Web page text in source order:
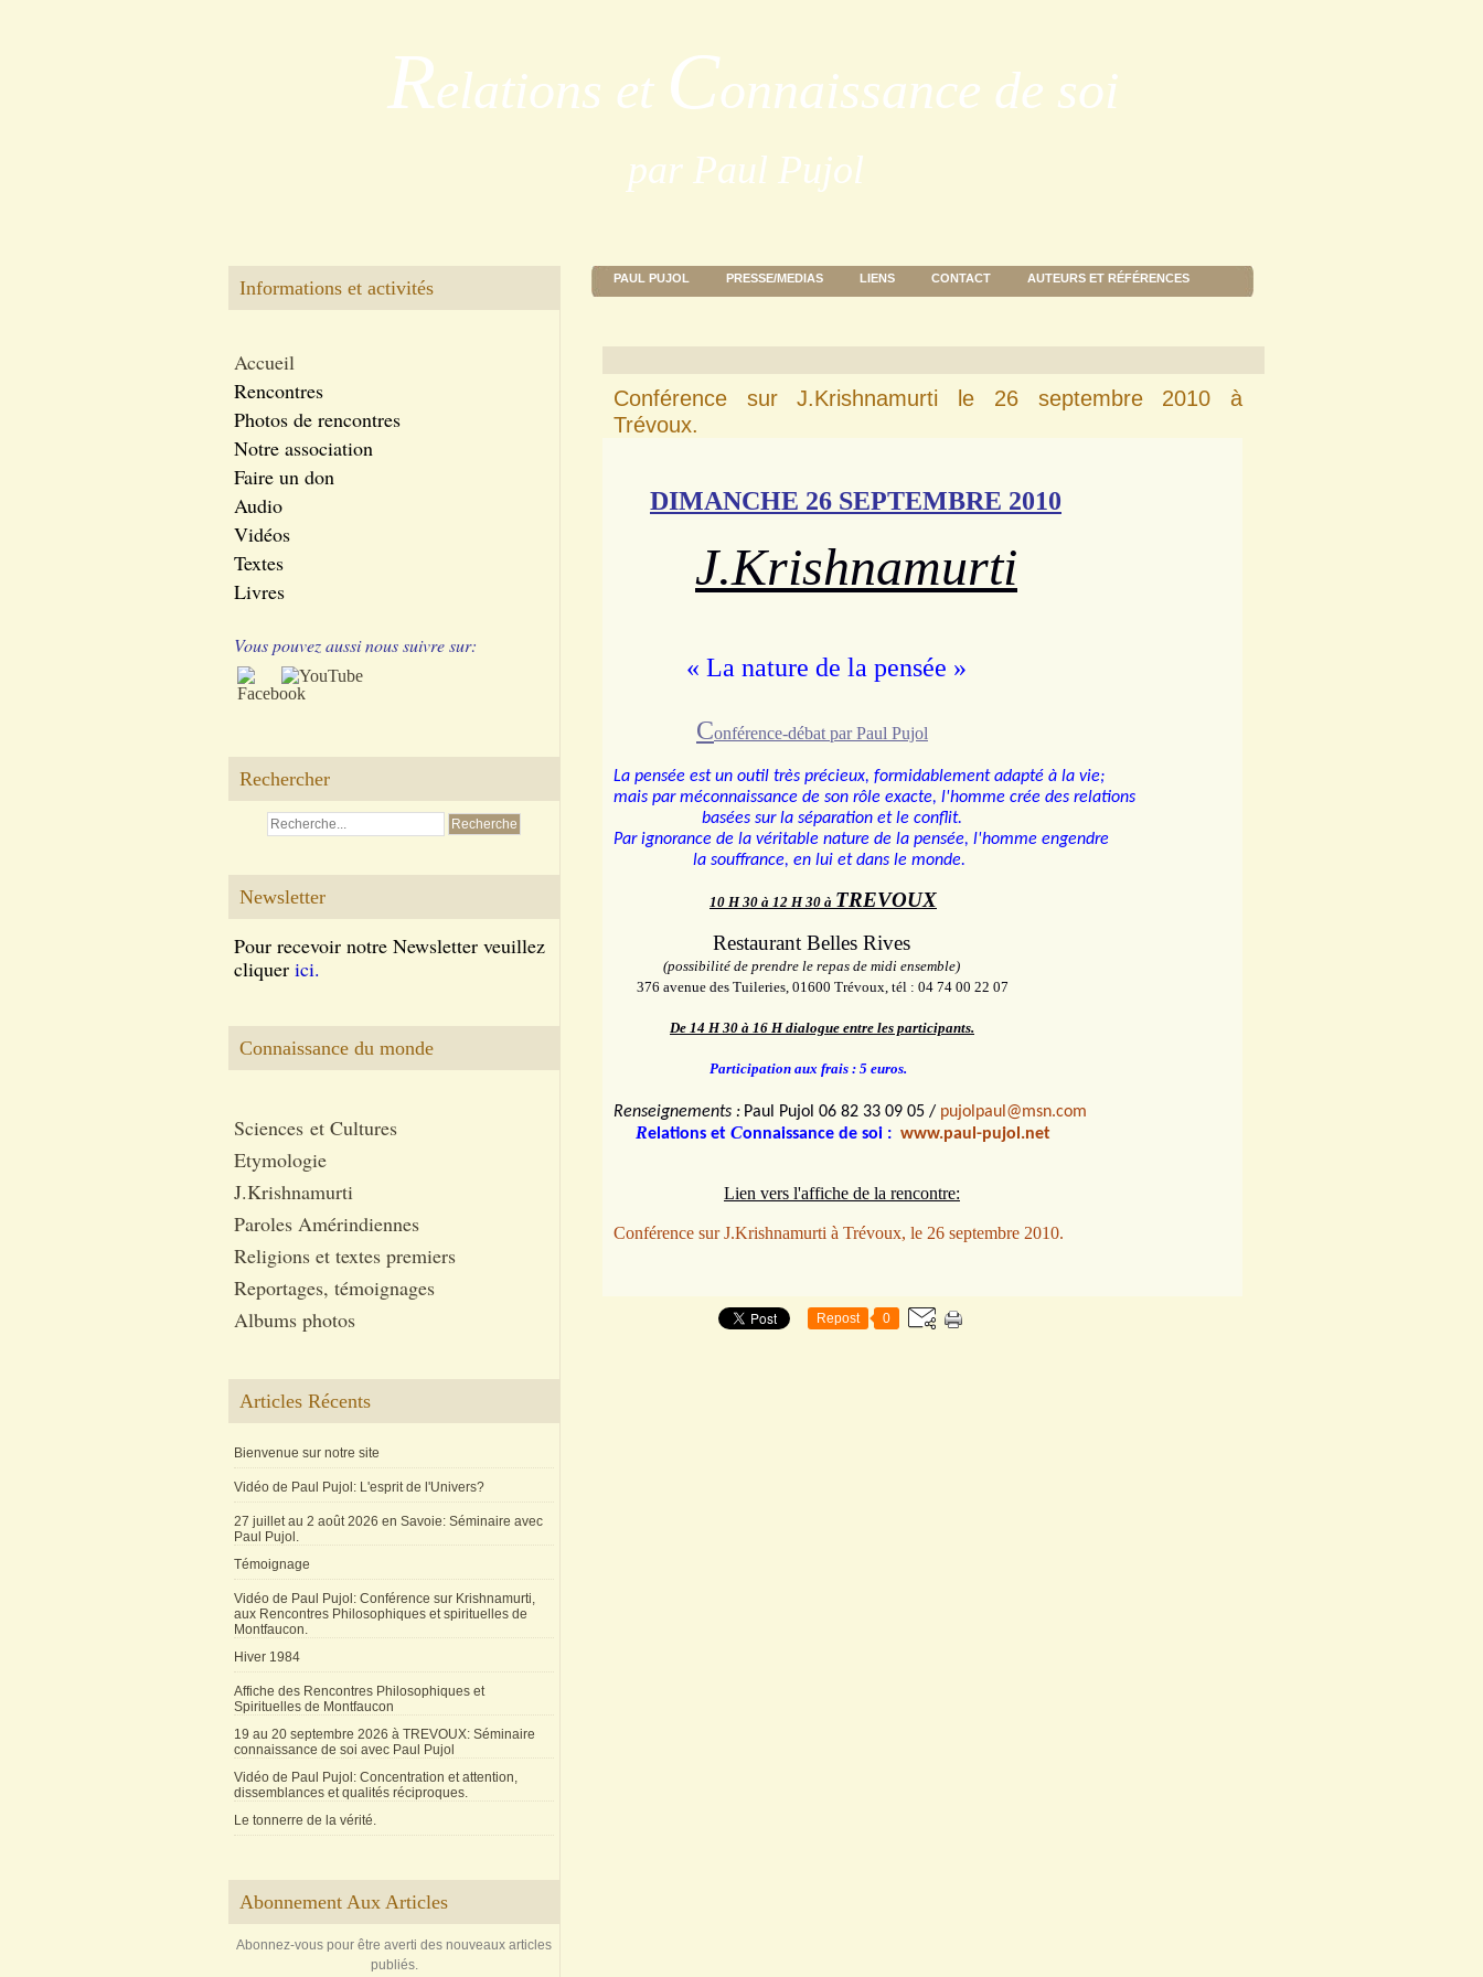
Relations et Connaissance de soi
par Paul Pujol
Informations et activités
Accueil
Rencontres
Photos de rencontres
Notre association
Faire un don
Audio
Vidéos
Textes
Livres
Vous pouvez aussi nous suivre sur:
Rechercher
Newsletter
Pour recevoir notre Newsletter veuillez
cliquer ici.
Connaissance du monde
Sciences et Cultures
Etymologie
J.Krishnamurti
Paroles Amérindiennes
Religions et textes premiers
Reportages, témoignages
Albums photos
Articles Récents
Bienvenue sur notre site
Vidéo de Paul Pujol: L'esprit de l'Univers?
27 juillet au 2 août 2026 en Savoie: Séminaire avec
Paul Pujol.
Témoignage
Vidéo de Paul Pujol: Conférence sur Krishnamurti,
aux Rencontres Philosophiques et spirituelles de
Montfaucon.
Hiver 1984
Affiche des Rencontres Philosophiques et
Spirituelles de Montfaucon
19 au 20 septembre 2026 à TREVOUX: Séminaire
connaissance de soi avec Paul Pujol
Vidéo de Paul Pujol: Concentration et attention,
dissemblances et qualités réciproques.
Le tonnerre de la vérité.
Abonnement Aux Articles
Abonnez-vous pour être averti des nouveaux articles
publiés.
PAUL PUJOL PRESSE/MEDIAS LIENS CONTACT AUTEURS ET RÉFÉRENCES
Conférence sur J.Krishnamurti le 26 septembre 2010 à
Trévoux.
DIMANCHE 26 SEPTEMBRE 2010
J.Krishnamurti
« La nature de la pensée »
Conférence-débat par Paul Pujol
La pensée est un outil très précieux, formidablement adapté à la vie;
mais par méconnaissance de son rôle exacte, l'homme crée des relations
basées sur la séparation et le conflit.
Par ignorance de la véritable nature de la pensée, l'homme engendre
la souffrance, en lui et dans le monde.
10 H 30 à 12 H 30 à TREVOUX
Restaurant Belles Rives
(possibilité de prendre le repas de midi ensemble)
376 avenue des Tuileries, 01600 Trévoux, tél : 04 74 00 22 07
De 14 H 30 à 16 H dialogue entre les participants.
Participation aux frais : 5 euros.
Renseignements : Paul Pujol 06 82 33 09 05 / pujolpaul@msn.com
Relations et Connaissance de soi : www.paul-pujol.net
Lien vers l'affiche de la rencontre:
Conférence sur J.Krishnamurti à Trévoux, le 26 septembre 2010.
Repost 0